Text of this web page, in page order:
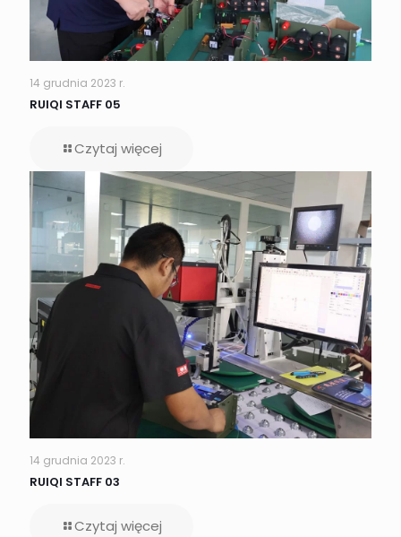
14 grudnia 2023 r.
RUIQI STAFF 05
Czytaj więcej
14 grudnia 2023 r.
RUIQI STAFF 03
Czytaj więcej